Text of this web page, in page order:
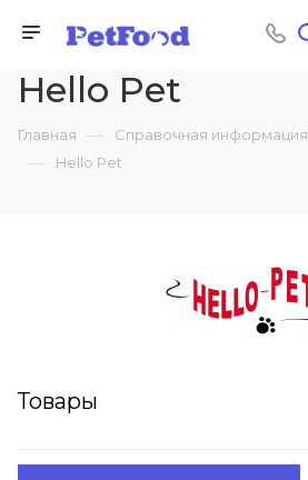
Hello Pet
Главная — Справочная информация
— Hello Pet
Товары